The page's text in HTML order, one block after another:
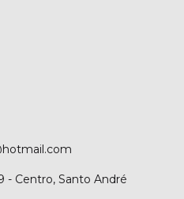
- Centro, Santo André